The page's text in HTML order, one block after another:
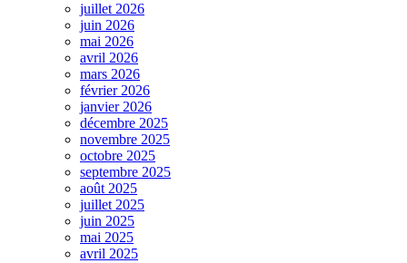
juillet 2026
juin 2026
mai 2026
avril 2026
mars 2026
février 2026
janvier 2026
décembre 2025
novembre 2025
octobre 2025
septembre 2025
août 2025
juillet 2025
juin 2025
mai 2025
avril 2025